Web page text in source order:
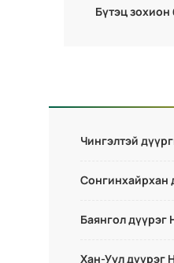
Бүтэц зохион
Чингэлтэй
Сонгинхайрхан
Баянгол дүүрэг
Хан-Уул дүүрэг